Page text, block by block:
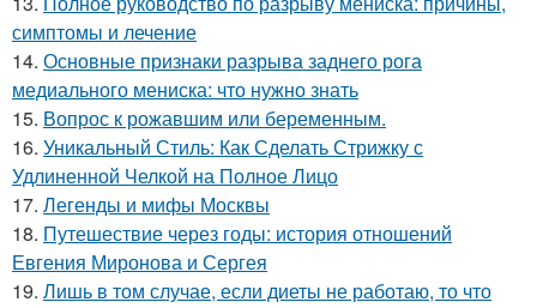
симптомы и лечение
14. Основные признаки разрыва заднего рога
медиального мениска: что нужно знать
15. Вопрос к рожавшим или беременным.
16. Уникальный Стиль: Как Сделать Стрижку с
Удлиненной Челкой на Полное Лицо
17. Легенды и мифы Москвы
18. Путешествие через годы: история отношений
Евгения Миронова и Сергея
19. Лишь в том случае, если диеты не работаю, то что